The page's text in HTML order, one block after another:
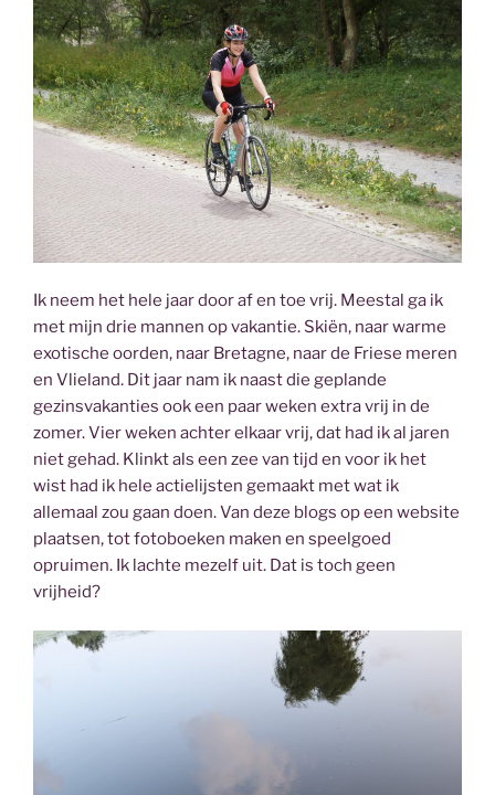
Ik neem het hele jaar door af en toe vrij. Meestal ga ik
met mijn drie mannen op vakantie. Skiën, naar warme
exotische oorden, naar Bretagne, naar de Friese meren
en Vlieland. Dit jaar nam ik naast die geplande
gezinsvakanties ook een paar weken extra vrij in de
zomer. Vier weken achter elkaar vrij, dat had ik al jaren
niet gehad. Klinkt als een zee van tijd en voor ik het
wist had ik hele actielijsten gemaakt met wat ik
allemaal zou gaan doen. Van deze blogs op een website
plaatsen, tot fotoboeken maken en speelgoed
opruimen. Ik lachte mezelf uit. Dat is toch geen
vrijheid?